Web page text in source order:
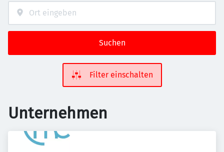
Suchen
Filter einschalten
Unternehmen